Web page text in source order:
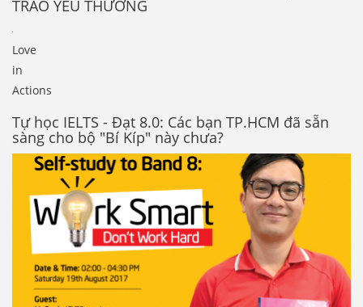
TRAO YÊU THƯƠNG
Love
in
Actions
Tự học IELTS - Đạt 8.0: Các bạn TP.HCM đã sẵn
sàng cho bộ "Bí Kíp" này chưa?